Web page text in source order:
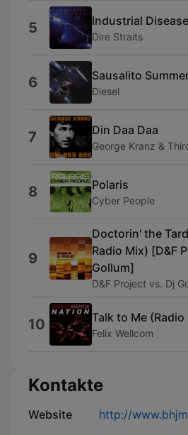
5 Industrial Disease
Dire Straits
6 Sausalito
Diesel
7 Din Daa Daa
George Kranz &
8 Polaris
Cyber People
9
Doctorin' the
Radio Mix) [D&F
Gollum]
D&F Project vs. Dj
10 Talk to Me (Radio
Felix Wellcom
Kontakte
Website http://